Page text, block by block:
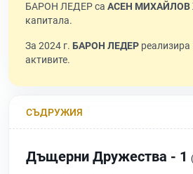
БАРОН ЛЕДЕР са АСЕН
капитала.
За 2024 г. БАРОН ЛЕДЕР реализира
активите.
СЪДРУЖИЯ
Дъщерни Дружества - 1